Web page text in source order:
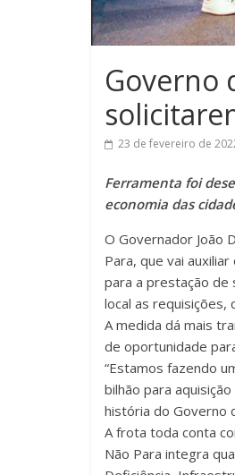
Governo
23 de fevereiro de
Ferramenta foi
economia das
O Governador João
Para, que vai
para a prestação de
local as
A medida dá mais
de oportunidade
“Estamos fazendo
bilhão para
história do Governo
A frota toda conta
Não Para integra